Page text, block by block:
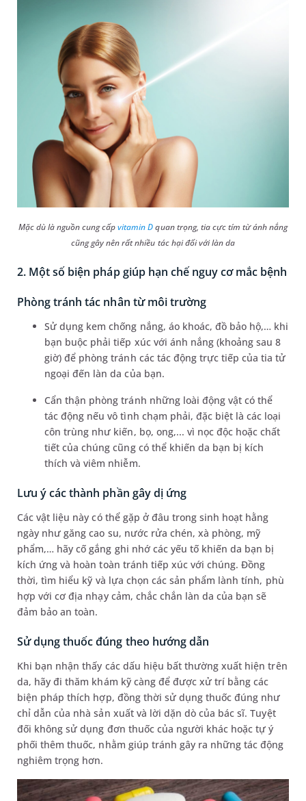
Mặc dù là nguồn cung cấpvitamin Dquan trọng, tia cực tím từ ánh nắng
cũng gây nên rất nhiều tác hại đối với làn da
2. Một số biện pháp giúp hạn chế nguy cơ mắc bệnh
Phòng tránh tác nhân từ môi trường
Sử dụng kem chống nắng, áo khoác, đồ bảo hộ,… khi
bạn buộc phải tiếp xúc với ánh nắng (khoảng sau 8
giờ) để phòng tránh các tác động trực tiếp của tia tử
ngoại đến làn da của bạn.
Cẩn thận phòng tránh những loài động vật có thể
tác động nếu vô tình chạm phải, đặc biệt là các loại
côn trùng như kiến, bọ, ong,... vì nọc độc hoặc chất
tiết của chúng cũng có thể khiến da bạn bị kích
thích và viêm nhiễm.
Lưu ý các thành phần gây dị ứng
Các vật liệu này có thể gặp ở đâu trong sinh hoạt hằng
ngày như găng cao su, nước rửa chén, xà phòng, mỹ
phẩm,… hãy cố gắng ghi nhớ các yếu tố khiến da bạn bị
kích ứng và hoàn toàn tránh tiếp xúc với chúng. Đồng
thời, tìm hiểu kỹ và lựa chọn các sản phẩm lành tính, phù
hợp với cơ địa nhạy cảm, chắc chắn làn da của bạn sẽ
đảm bảo an toàn.
Sử dụng thuốc đúng theo hướng dẫn
Khi bạn nhận thấy các dấu hiệu bất thường xuất hiện trên
da, hãy đi thăm khám kỹ càng để được xử trí bằng các
biện pháp thích hợp, đồng thời sử dụng thuốc đúng như
chỉ dẫn của nhà sản xuất và lời dặn dò của bác sĩ. Tuyệt
đối không sử dụng đơn thuốc của người khác hoặc tự ý
phối thêm thuốc, nhằm giúp tránh gây ra những tác động
nghiêm trọng hơn.